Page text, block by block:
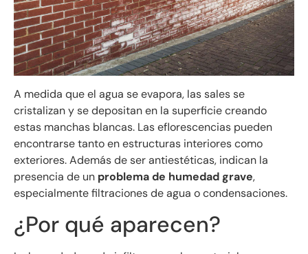
A medida que el agua se evapora, las sales se
cristalizan y se depositan en la superficie creando
estas manchas blancas. Las eflorescencias pueden
encontrarse tanto en estructuras interiores como
exteriores. Además de ser antiestéticas, indican la
presencia de un problema de humedad grave,
especialmente filtraciones de agua o condensaciones.
¿Por qué aparecen?